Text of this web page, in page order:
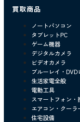
買取商品
ノートパソコン
タブレットPC
ゲーム機器
デジタルカメラ
ビデオカメラ
ブルーレイ・DVD
生活家電全般
電動工具
スマートフォン・
エアコン・クーラ
住宅設備